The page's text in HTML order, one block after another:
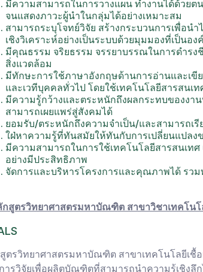
มีความสามารถในการวางแผน ทำงานได้ด้วย
จนแสดงภาวะผู้นำในกลุ่มได้อย่างเหมาะสม
สามารถระบุโจทย์วิจัย สร้างกระบวนการเพื่อ
เชิงวิเคราะห์อย่างเป็นระบบด้วยมุมมองที่เป็นอง
มีคุณธรรม จริยธรรม จรรยาบรรณในการดำรง
สิ่งแวดล้อม
มีทักษะการใช้ภาษาอังกฤษด้านการอ่านและเขี
และเวทีบุคคลทั่วไป โดยใช้เทคโนโลยีสารสนเ
มีความรู้กว้างและตระหนักถึงผลกระทบของงา
สามารถเผยแพร่สู่สังคมได้
ยอมรับ/ตระหนักถึงความจำเป็น/และสามารถเ
ใฝ่หาความรู้ที่ทันสมัยให้ทันกับการเปลี่ยนแปล
มีความสามารถในการใช้เทคโนโลยีสารสนเท
อย่างมีประสิทธิภาพ
จัดการและบริหารโครงการและคุณภาพได้ รวม
สูตรวิทยาศาสตรมหาบัณฑิต สาขาวิชาเทคโนโ
ตรวิทยาศาสตรมหาบัณฑิต สาขาเทคโนโลยีเชื้